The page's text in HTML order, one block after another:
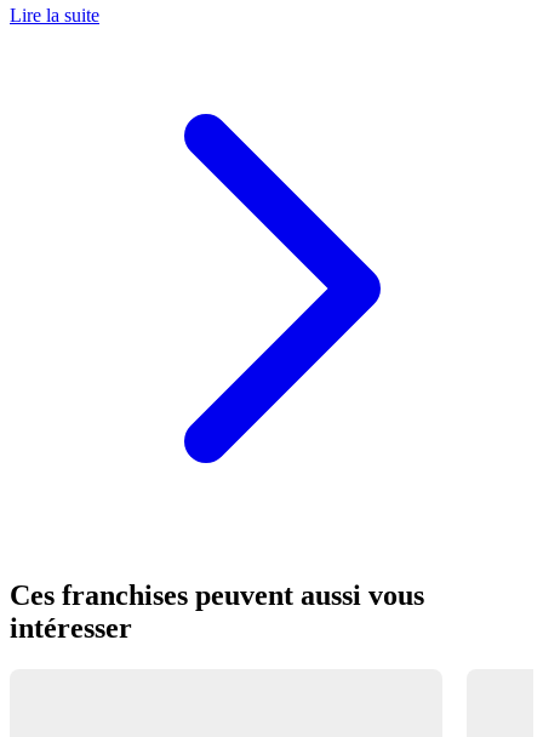
Lire la suite
Ces franchises peuvent aussi vous
intéresser